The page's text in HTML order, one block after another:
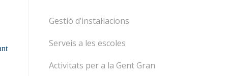
Gestió d’instal·lacions
Serveis a les escoles
Activitats per a la Gent Gran